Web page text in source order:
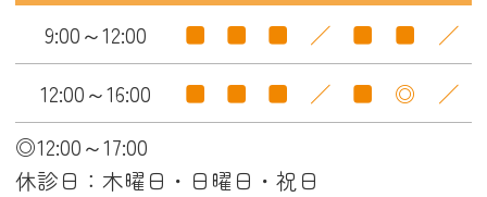
◎12:00～17:00
休診日：木曜日・日曜日・祝日
9:00～12:00 ■ ■ ■ ／ ■ ■
／
12:00～16:00
■ ■ ■ ／ ■ ◎ ／